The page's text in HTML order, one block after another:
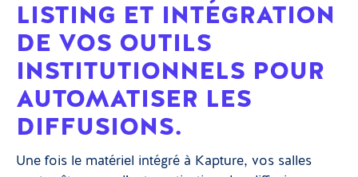
LISTING ET INTÉGRATION
DE VOS OUTILS
INSTITUTIONNELS POUR
AUTOMATISER LES
DIFFUSIONS.
Une fois le matériel intégré à Kapture, vos salles